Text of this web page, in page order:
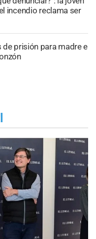
incendio reclama ser
de prisión para madre e